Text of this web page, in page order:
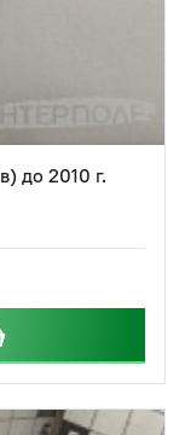
до 2010 г.